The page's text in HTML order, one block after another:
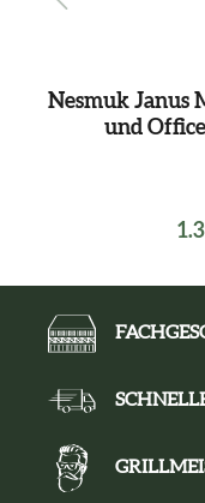
Nesmuk Janus
und